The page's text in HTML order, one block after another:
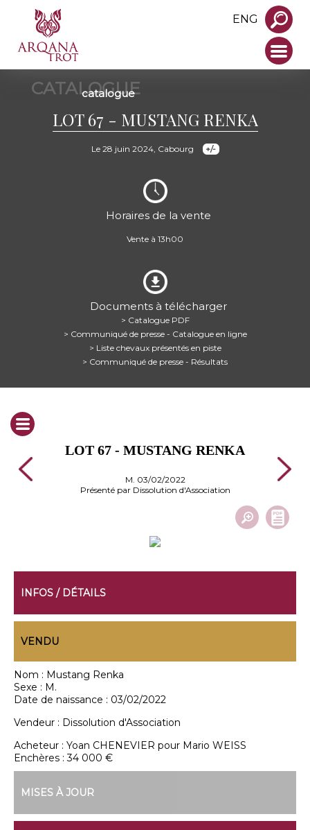
ENG
CATALOGUE
catalogue
LOT 67 - MUSTANG RENKA
Le 28 juin 2024, Cabourg
Horaires de la vente
Vente à 13h00
Documents à télécharger
> Catalogue PDF
> Communiqué de presse - Catalogue en ligne
> Liste chevaux présentés en piste
> Communiqué de presse - Résultats
LOT 67 - MUSTANG RENKA
M. 03/02/2022
Présenté par Dissolution d'Association
INFOS / DÉTAILS
VENDU
Nom : Mustang Renka
Sexe : M.
Date de naissance : 03/02/2022
Vendeur : Dissolution d'Association
Acheteur : Yoan CHENEVIER pour Mario WEISS
Enchères :34 000 €
MISES À JOUR